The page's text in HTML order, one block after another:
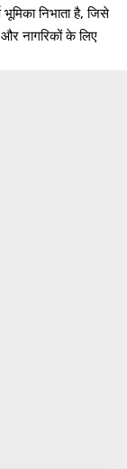
निभाता है, जिसे
नागरिकों के लिए